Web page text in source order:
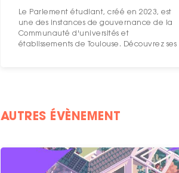
Le Parlement étudiant, créé en 2023, est
une des instances de gouvernance de la
Communauté d'universités et
établissements de Toulouse. Découvrez ses
AUTRES ÉVÈNEMENT